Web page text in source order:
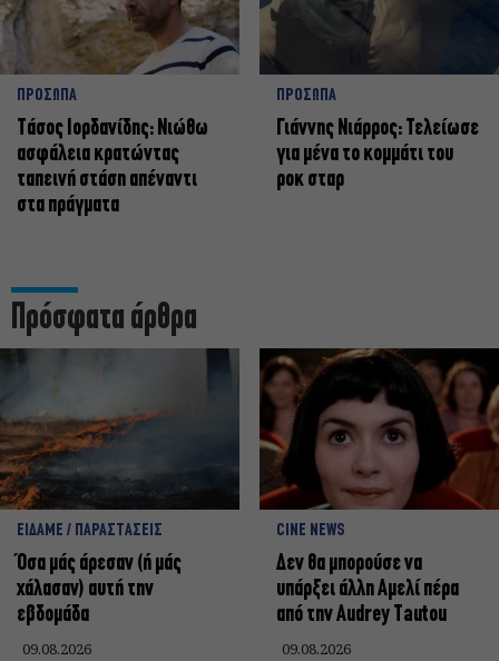
ΠΡΟΣΩΠΑ
Tάσος Ιορδανίδης: Νιώθω
ασφάλεια κρατώντας
ταπεινή στάση απέναντι
στα πράγματα
ΠΡΟΣΩΠΑ
Γιάννης Νιάρρος: Τελείωσε
για μένα το κομμάτι του
ροκ σταρ
Πρόσφατα άρθρα
ΕΙΔΑΜΕ / ΠΑΡΑΣΤΑΣΕΙΣ
Όσα μάς άρεσαν (ή μάς
χάλασαν) αυτή την
εβδομάδα
09.08.2026
CINE NEWS
Δεν θα μπορούσε να
υπάρξει άλλη Αμελί πέρα
από την Audrey Tautou
09.08.2026